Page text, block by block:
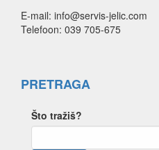
E-mail: info@servis-jelic.com
Telefoon: 039 705-675
PRETRAGA
Što tražiš?